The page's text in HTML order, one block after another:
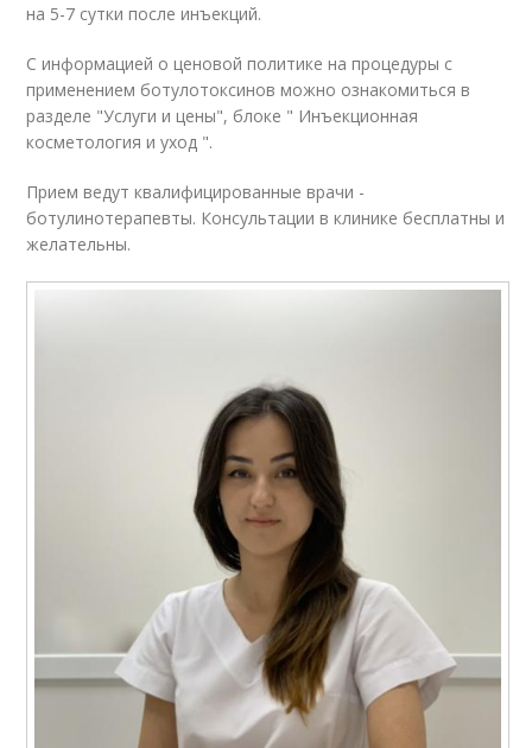
на 5-7 сутки после инъекций.
С информацией о ценовой политике на процедуры с
применением ботулотоксинов можно ознакомиться в
разделе "Услуги и цены", блоке " Инъекционная
косметология и уход ".
Прием ведут квалифицированные врачи -
ботулинотерапевты. Консультации в клинике бесплатны и
желательны.